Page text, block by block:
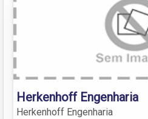
Herkenhoff Engenharia
Herkenhoff Engenharia